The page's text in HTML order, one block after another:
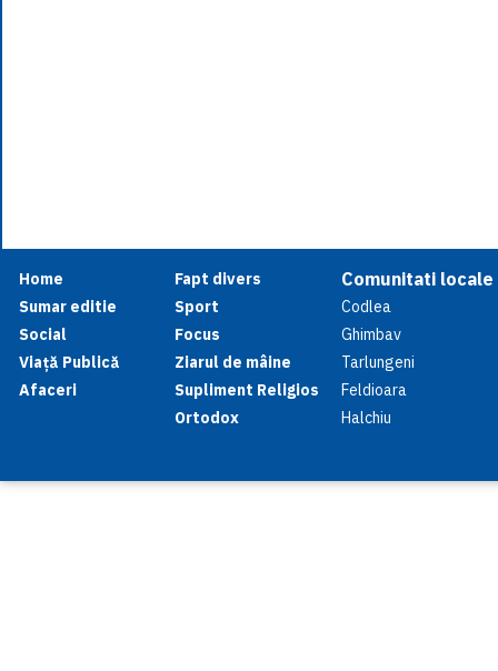
Home
Sumar editie
Social
Viață Publică
Afaceri
Fapt divers
Sport
Focus
Ziarul de mâine
Supliment Religios
Ortodox
Comunitati locale
Codlea
Ghimbav
Tarlungeni
Feldioara
Halchiu